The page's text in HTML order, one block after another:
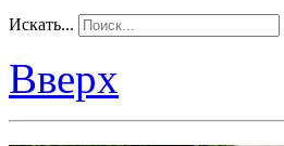
Искать...
Вверх